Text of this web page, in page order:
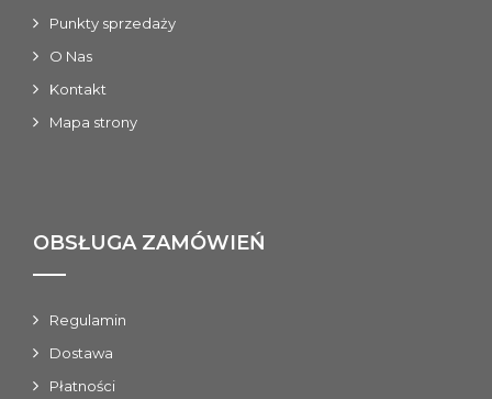
Punkty sprzedaży
O Nas
Kontakt
Mapa strony
OBSŁUGA ZAMÓWIEŃ
Regulamin
Dostawa
Płatności